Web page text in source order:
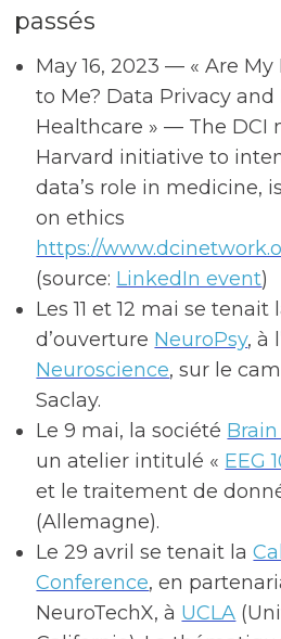
passés
May 16, 2023 — « Are
to Me? Data Privacy and
Healthcare » — The DCI
Harvard initiative to
data’s role in medicine,
on ethics
https://
(source: LinkedIn event)
Les 11 et 12 mai se
d’ouverture NeuroPsy, à
Neuroscience, sur le
Saclay.
Le 9 mai, la société
un atelier intitulé « EEG
et le traitement de
(Allemagne).
Le 29 avril se tenait la
Conference, en
NeuroTechX, à UCLA